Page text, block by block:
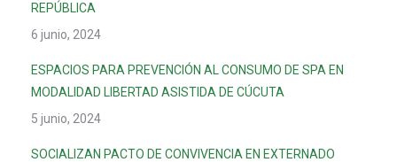
REPÚBLICA
6 junio, 2024
ESPACIOS PARA PREVENCIÓN AL CONSUMO DE SPA EN
MODALIDAD LIBERTAD ASISTIDA DE CÚCUTA
5 junio, 2024
SOCIALIZAN PACTO DE CONVIVENCIA EN EXTERNADO